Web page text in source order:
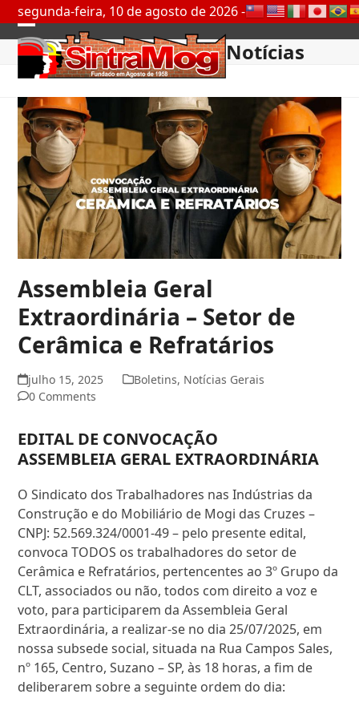
Skip
to
content
segunda-feira, 10 de agosto de 2026 -
Open
mobile
menu
Close
mobile
menu
Notícias
Assembleia Geral
Extraordinária – Setor de
Cerâmica e Refratários
julho 15, 2025 Boletins, Notícias Gerais
0 Comments
EDITAL DE CONVOCAÇÃO
ASSEMBLEIA GERAL EXTRAORDINÁRIA
O Sindicato dos Trabalhadores nas Indústrias da
Construção e do Mobiliário de Mogi das Cruzes –
CNPJ: 52.569.324/0001-49 – pelo presente edital,
convoca TODOS os trabalhadores do setor de
Cerâmica e Refratários, pertencentes ao 3º Grupo da
CLT, associados ou não, todos com direito a voz e
voto, para participarem da Assembleia Geral
Extraordinária, a realizar-se no dia 25/07/2025, em
nossa subsede social, situada na Rua Campos Sales,
nº 165, Centro, Suzano – SP, às 18 horas, a fim de
deliberarem sobre a seguinte ordem do dia: